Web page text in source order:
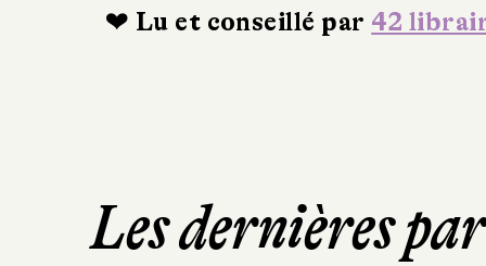
❤ Lu et conseillé par 42
Les dernières